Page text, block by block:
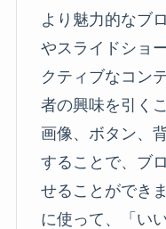
より魅力的なブ
やスライドショ
クティブなコン
者の興味を引く
画像、ボタン、
することで、ブ
せることができ
に使って、「い